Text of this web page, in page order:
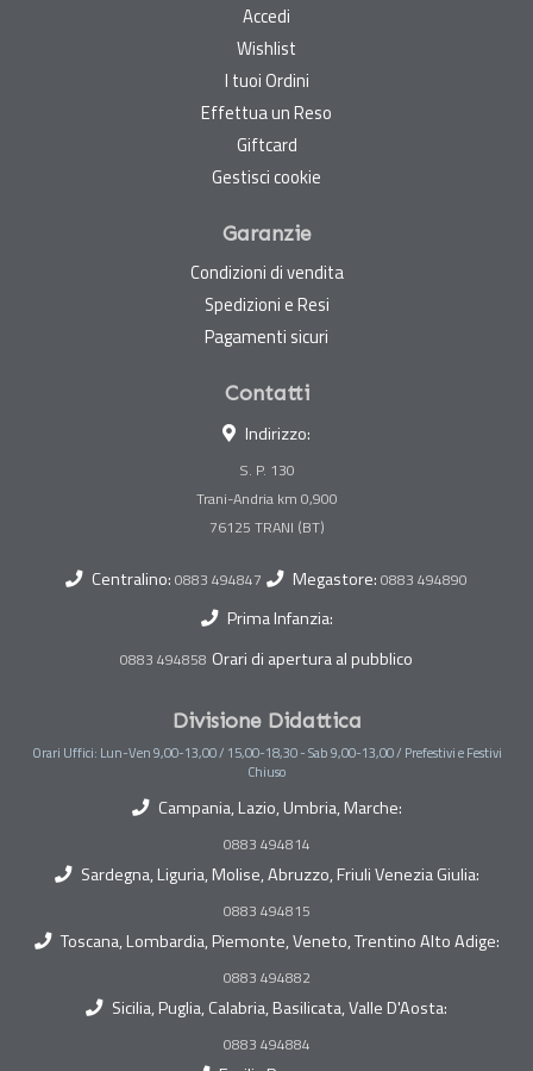
Accedi
Wishlist
I tuoi Ordini
Effettua un Reso
Giftcard
Gestisci cookie
Garanzie
Condizioni di vendita
Spedizioni e Resi
Pagamenti sicuri
Contatti
Indirizzo:
S. P. 130
Trani-Andria km 0,900
Centralino: 0883 494847 Megastore: 0883 494890
Prima Infanzia:
0883 494858 Orari di apertura al pubblico
Divisione Didattica
Orari Uffici: Lun-Ven 9,00-13,00 / 15,00-18,30 - Sab 9,00-13,00 / Prefestivi e Festivi
Chiuso
Campania, Lazio, Umbria, Marche:
0883 494814
Sardegna, Liguria, Molise, Abruzzo, Friuli Venezia Giulia:
0883 494815
Toscana, Lombardia, Piemonte, Veneto, Trentino Alto Adige:
0883 494882
Sicilia, Puglia, Calabria, Basilicata, Valle D'Aosta:
0883 494884